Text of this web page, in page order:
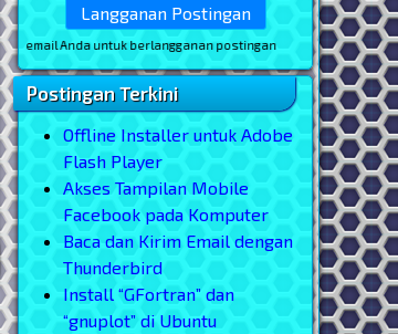
email Anda untuk berlangganan postingan
Postingan Terkini
Offline Installer untuk Adobe
Flash Player
Akses Tampilan Mobile
Facebook pada Komputer
Baca dan Kirim Email dengan
Thunderbird
Install “GFortran” dan
“gnuplot” di Ubuntu